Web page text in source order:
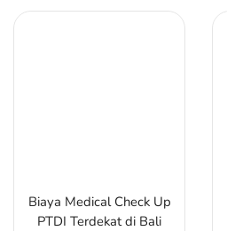
Biaya Medical Check Up
PTDI Terdekat di Bali